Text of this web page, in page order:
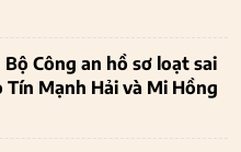
Công an hồ sơ loạt sai
Tín Mạnh Hải và Mi Hồng